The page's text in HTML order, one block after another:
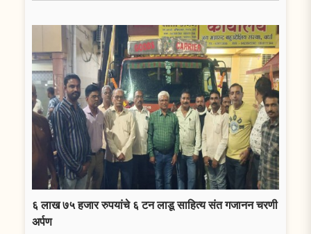
६ लाख ७५ हजार रुपयांचे ६ टन लाडू साहित्य संत गजानन चरणी
अर्पण